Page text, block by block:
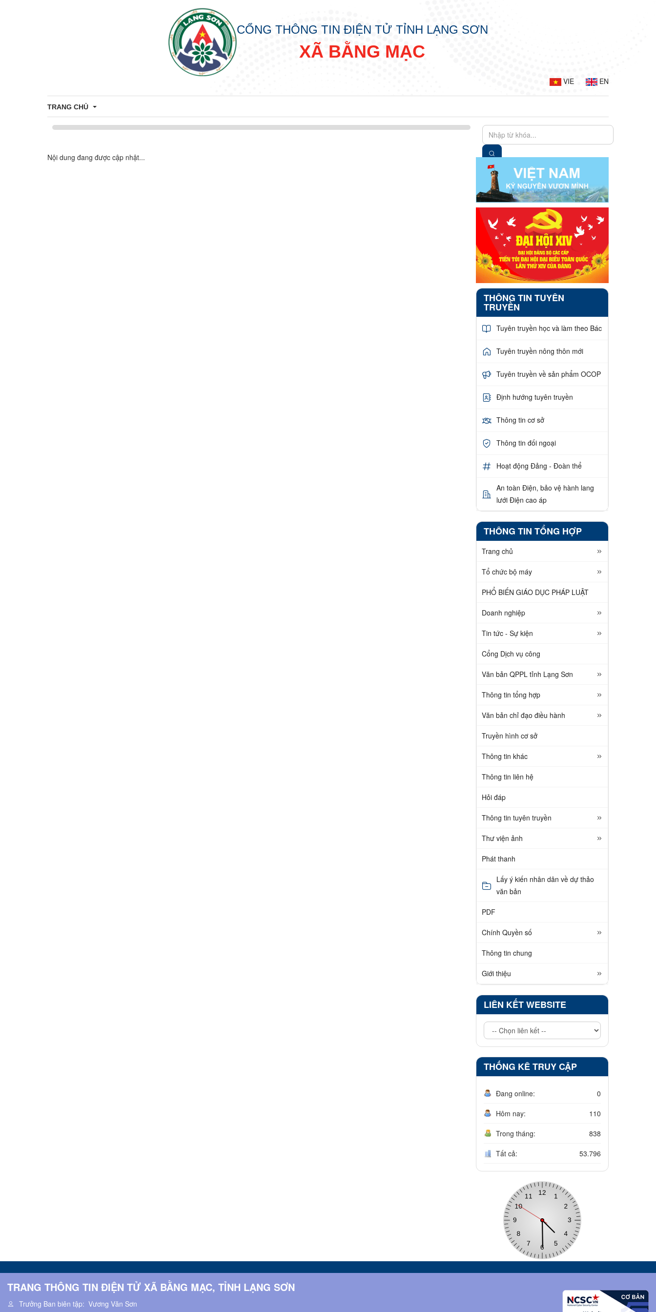
CỔNG THÔNG TIN ĐIỆN TỬ TỈNH LẠNG SƠN
XÃ BẰNG MẠC
VIE EN
TRANG CHỦ
Nội dung đang được cập nhật...
THÔNG TIN TUYÊN
TRUYỀN
Tuyên truyền học và làm theo Bác
Tuyên truyền nông thôn mới
Tuyên truyền về sản phẩm OCOP
Định hướng tuyên truyền
Thông tin cơ sở
Thông tin đối ngoại
Hoạt động Đảng - Đoàn thể
An toàn Điện, bảo vệ hành lang
lưới Điện cao áp
THÔNG TIN TỔNG HỢP
Trang chủ
Tổ chức bộ máy
PHỔ BIẾN GIÁO DỤC PHÁP LUẬT
Doanh nghiệp
Tin tức - Sự kiện
Cổng Dịch vụ công
Văn bản QPPL tỉnh Lạng Sơn
Thông tin tổng hợp
Văn bản chỉ đạo điều hành
Truyền hình cơ sở
Thông tin khác
Thông tin liên hệ
Hỏi đáp
Thông tin tuyên truyền
Thư viện ảnh
Phát thanh
Lấy ý kiến nhân dân về dự thảo
văn bản
PDF
Chính Quyền số
Thông tin chung
Giới thiệu
LIÊN KẾT WEBSITE
THỐNG KÊ TRUY CẬP
Đang online: 0
Hôm nay: 110
Trong tháng: 838
Tất cả: 53.796
TRANG THÔNG TIN ĐIỆN TỬ XÃ BẰNG MẠC, TỈNH LẠNG SƠN
Trưởng Ban biên tập: Vương Văn Sơn